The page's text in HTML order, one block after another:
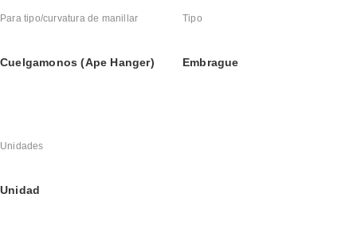
Para tipo/curvatura de manillar
Cuelgamonos (Ape Hanger)
Tipo
Embrague
Unidades
Unidad